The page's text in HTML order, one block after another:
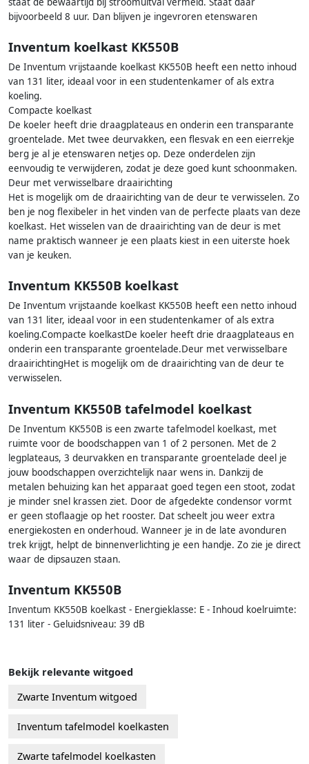
bijvoorbeeld 8 uur. Dan blijven je ingevroren etenswaren
Inventum koelkast KK550B
De Inventum vrijstaande koelkast KK550B heeft een netto inhoud
van 131 liter, ideaal voor in een studentenkamer of als extra
koeling.
Compacte koelkast
De koeler heeft drie draagplateaus en onderin een transparante
groentelade. Met twee deurvakken, een flesvak en een eierrekje
berg je al je etenswaren netjes op. Deze onderdelen zijn
eenvoudig te verwijderen, zodat je deze goed kunt schoonmaken.
Deur met verwisselbare draairichting
Het is mogelijk om de draairichting van de deur te verwisselen. Zo
ben je nog flexibeler in het vinden van de perfecte plaats van deze
koelkast. Het wisselen van de draairichting van de deur is met
name praktisch wanneer je een plaats kiest in een uiterste hoek
van je keuken.
Inventum KK550B koelkast
De Inventum vrijstaande koelkast KK550B heeft een netto inhoud
van 131 liter, ideaal voor in een studentenkamer of als extra
koeling.Compacte koelkastDe koeler heeft drie draagplateaus en
onderin een transparante groentelade.Deur met verwisselbare
draairichtingHet is mogelijk om de draairichting van de deur te
verwisselen.
Inventum KK550B tafelmodel koelkast
De Inventum KK550B is een zwarte tafelmodel koelkast, met
ruimte voor de boodschappen van 1 of 2 personen. Met de 2
legplateaus, 3 deurvakken en transparante groentelade deel je
jouw boodschappen overzichtelijk naar wens in. Dankzij de
metalen behuizing kan het apparaat goed tegen een stoot, zodat
je minder snel krassen ziet. Door de afgedekte condensor vormt
er geen stoflaagje op het rooster. Dat scheelt jou weer extra
energiekosten en onderhoud. Wanneer je in de late avonduren
trek krijgt, helpt de binnenverlichting je een handje. Zo zie je direct
waar de dipsauzen staan.
Inventum KK550B
Inventum KK550B koelkast - Energieklasse: E - Inhoud koelruimte:
131 liter - Geluidsniveau: 39 dB
Bekijk relevante witgoed
Zwarte Inventum witgoed
Inventum tafelmodel koelkasten
Zwarte tafelmodel koelkasten